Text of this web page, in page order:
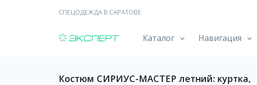
СПЕЦОДЕЖДА В САРАТОВЕ
Каталог Навигация
Костюм СИРИУС-МАСТЕР летний: куртка,